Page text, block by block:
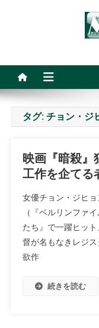
タグ: チョン・ジ
映画『暗殺』
工作を企てる
女優チョン・ジヒ
（『ベルリンファ
たち』で一躍ヒッ
督が名もなきレジ
欲作
続きを読む